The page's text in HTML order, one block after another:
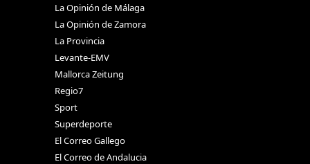
La Opinión de Málaga
La Opinión de Zamora
La Provincia
Levante-EMV
Mallorca Zeitung
Regio7
Sport
Superdeporte
El Correo Gallego
El Correo de Andalucia